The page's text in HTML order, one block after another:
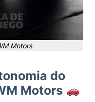
Motors
do
Motors